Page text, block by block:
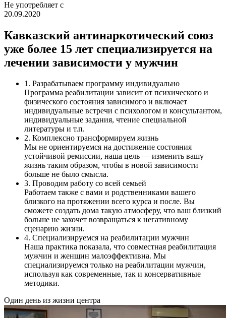
Не употребляет с
20.09.2020
Кавказский антинаркотический союз
уже более 15 лет специализируется на
лечении зависимости у мужчин
1. Разрабатываем программу индивидуально
Программа реабилитации зависит от психического и
физического состояния зависимого и включает
индивидуальные встречи с психологом и консультантом,
индивидуальные задания, чтение специальной
литературы и т.п.
2. Комплексно трансформируем жизнь
Мы не ориентируемся на достижение состояния
устойчивой ремиссии, наша цель — изменить вашу
жизнь таким образом, чтобы в новой зависимости
больше не было смысла.
3. Проводим работу со всей семьей
Работаем также с вами и родственниками вашего
близкого на протяжении всего курса и после. Вы
сможете создать дома такую атмосферу, что ваш близкий
больше не захочет возвращаться к негативному
сценарию жизни.
4. Специализируемся на реабилитации мужчин
Наша практика показала, что совместная реабилитация
мужчин и женщин малоэффективна. Мы
специализируемся только на реабилитации мужчин,
используя как современные, так и консервативные
методики.
Один день из жизни центра